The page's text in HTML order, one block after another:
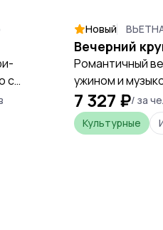
с
и
Новый
Романтичный
ужином и
способ
с необычного
7 327 ₽/ за
Культурные